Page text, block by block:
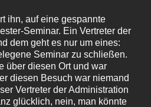
ihn, auf eine gespannte
Seminar. Ein Vertreter der
dem geht es nur um eines:
Seminar zu schließen.
über diesen Ort und war
diesen Besuch war niemand
Vertreter der Administration
glücklich, nein, man könnte